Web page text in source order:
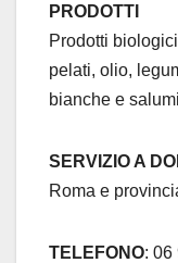
PRODOTTI
Prodotti
pelati, olio,
bianche e salumi
SERVIZIO A
Roma e
TELEFONO: 06